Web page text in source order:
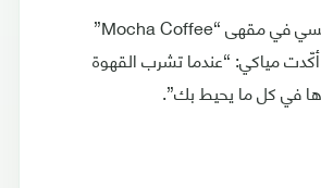
ويتمثل المنتج الرّئيسي في مقهى “Mocha Coffee”
أكّدت مياكي: “عندما تشرب القهوة
في كل ما يحيط بك”.